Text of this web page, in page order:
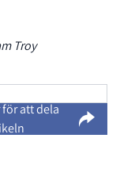
Troy
att dela